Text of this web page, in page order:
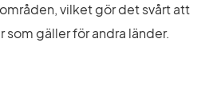
vilket gör det svårt att
som gäller för andra länder.